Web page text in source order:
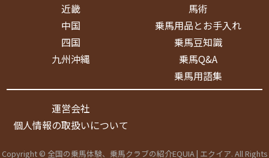
近畿
中国
四国
九州沖縄
馬術
乗馬用品とお手入れ
乗馬豆知識
乗馬Q&A
乗馬用語集
運営会社
個人情報の取扱いについて
Copyright © 全国の乗馬体験、乗馬クラブの紹介EQUIA | エクイア. All Rights